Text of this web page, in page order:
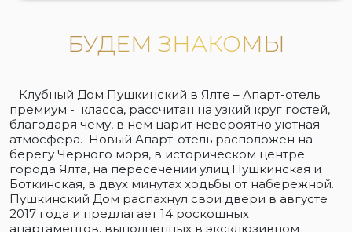
БУДЕМ ЗНАКОМЫ
Клубный Дом Пушкинский в Ялте – Апарт-отель
премиум - класса, рассчитан на узкий круг гостей,
благодаря чему, в нем царит невероятно уютная
атмосфера. Новый Апарт-отель расположен на
берегу Чёрного моря, в историческом центре
города Ялта, на пересечении улиц Пушкинская и
Боткинская, в двух минутах ходьбы от набережной.
Пушкинский Дом распахнул свои двери в августе
2017 года и предлагает 14 роскошных
апартаментов, выполненных в эксклюзивном